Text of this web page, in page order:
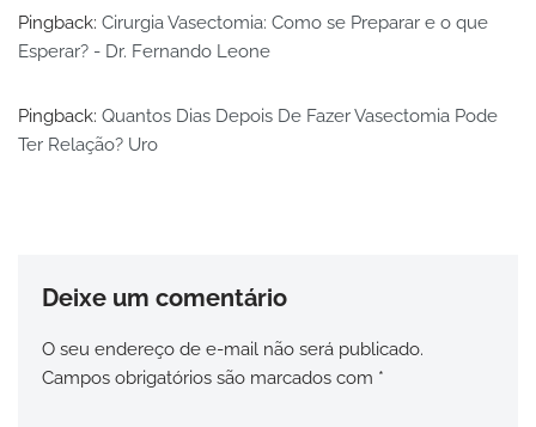
Pingback: Cirurgia Vasectomia: Como se Preparar e o que
Esperar? - Dr. Fernando Leone
Pingback: Quantos Dias Depois De Fazer Vasectomia Pode
Ter Relação? Uro
Deixe um comentário
O seu endereço de e-mail não será publicado.
Campos obrigatórios são marcados com *